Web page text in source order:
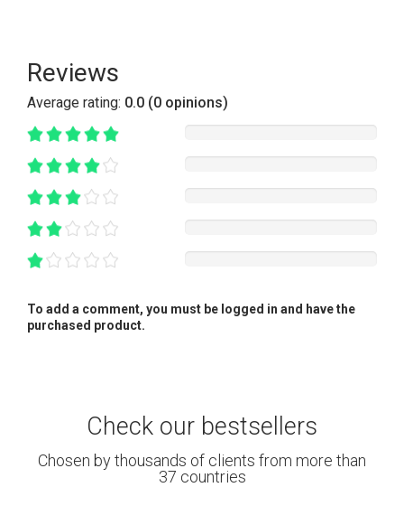
Reviews
Average rating: 0.0 (0 opinions)
To add a comment, you must be logged in and have the
purchased product.
Check our bestsellers
Chosen by thousands of clients from more than
37 countries